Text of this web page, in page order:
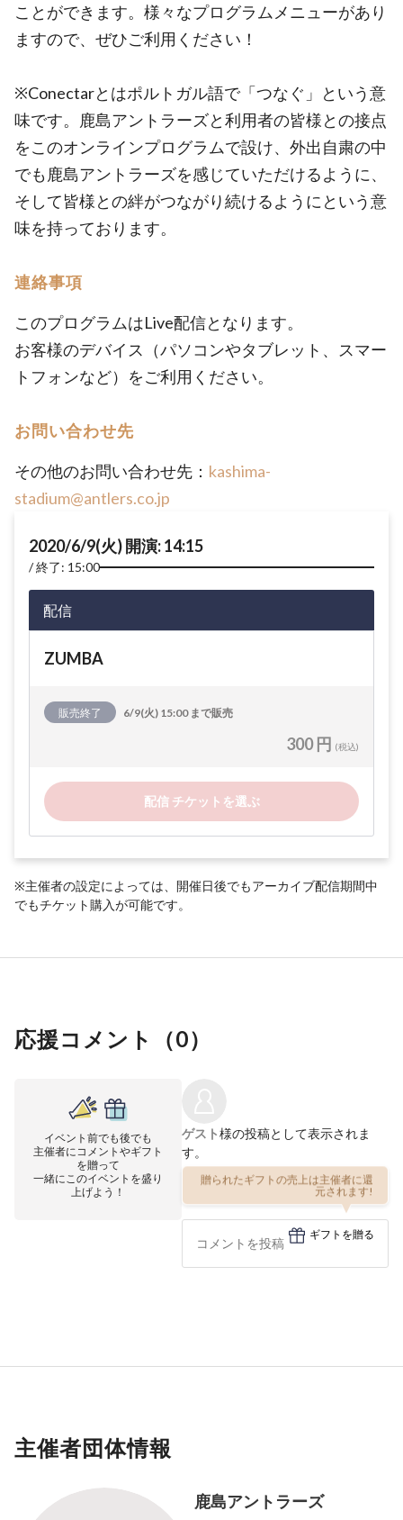
ことができます。様々なプログラムメニューがあり
ますので、ぜひご利用ください！
※Conectarとはポルトガル語で「つなぐ」という意
味です。鹿島アントラーズと利用者の皆様との接点
をこのオンラインプログラムで設け、外出自粛の中
でも鹿島アントラーズを感じていただけるように、
そして皆様との絆がつながり続けるようにという意
味を持っております。
連絡事項
このプログラムはLive配信となります。
お客様のデバイス（パソコンやタブレット、スマー
トフォンなど）をご利用ください。
お問い合わせ先
その他のお問い合わせ先： kashima-
stadium@antlers.co.jp
2020/6/9(火) 開演: 14:15
終了: 15:00
配信
ZUMBA
販売終了 6/9(火) 15:00 まで販売
300 円 (税込)
配信 チケットを選ぶ
※主催者の設定によっては、開催日後でもアーカイブ配信期間中
でもチケット購入が可能です。
応援コメント（0）
イベント前でも後でも
主催者にコメントやギフト
を贈って
一緒にこのイベントを盛り
上げよう！
ゲスト様の投稿として表示されま
す。
贈られたギフトの売上は主催者に還
元されます!
ギフトを贈る
主催者団体情報
鹿島アントラーズ